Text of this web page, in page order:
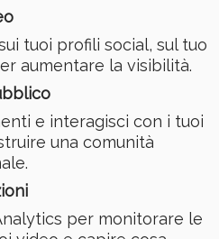
tuoi profili social, sul tuo
aumentare la visibilità.
e interagisci con i tuoi
una comunità
per monitorare le